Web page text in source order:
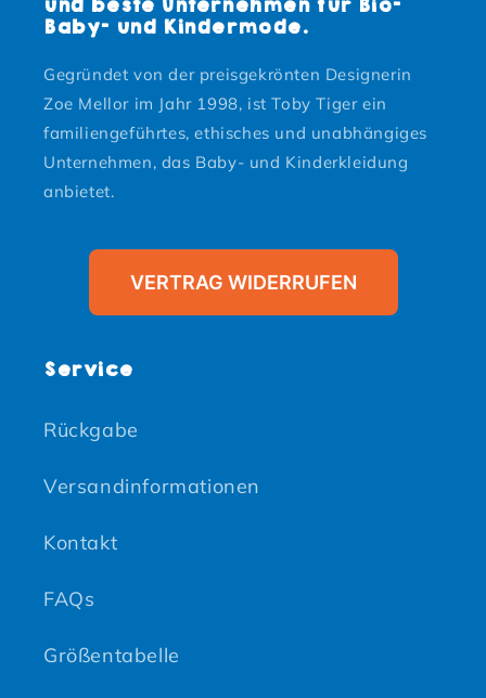
Baby- und Kindermode.
Gegründet von der preisgekrönten Designerin
Zoe Mellor im Jahr 1998, ist Toby Tiger ein
familiengeführtes, ethisches und unabhängiges
Unternehmen, das Baby- und Kinderkleidung
anbietet.
VERTRAG WIDERRUFEN
Service
Rückgabe
Versandinformationen
Kontakt
FAQs
Größentabelle